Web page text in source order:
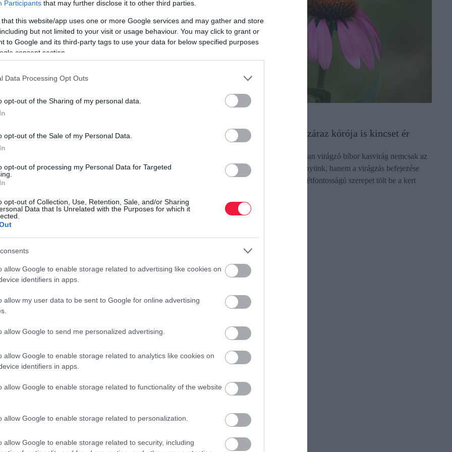
Participants that may further disclose it to other third parties.
that this website/app uses one or more Google services and may gather and store
but not limited to your visit or usage behaviour. You may click to grant or
to Google and its third-party tags to use your data for below specified purposes
consent section.
Data Processing Opt Outs
opt-out of the Sharing of my personal data.
opt-out of the Sale of my Personal Data.
opt-out of processing my Personal Data for Targeted
opt-out of Collection, Use, Retention, Sale, and/or Sharing
Data that Is Unrelated with the Purposes for which it
allow Google to enable storage related to advertising like cookies on
identifiers in apps.
allow my user data to be sent to Google for online advertising
allow Google to send me personalized advertising.
allow Google to enable storage related to analytics like cookies on
identifiers in apps.
allow Google to enable storage related to functionality of the website
allow Google to enable storage related to personalization.
allow Google to enable storage related to security, including
forrásként a Google Keresőben!
a nyugati, északnyugati tájakon erőteljes lesz a
Megélénkül a délies szél, amely késő délutántól a
széllökés is lehet. Hajnalban döntően 12 és 17 fok
hidegre hajlamos helyeken, a szelesebb északnyugati
a vízpartoknál mérhetnek. Délután 27 és 32 fok közötti
is egyre erőteljesebbé válhat a gomolyfelhő-képződés a
Az északias szél élénk, helyenként erős lesz. A
de nyugaton, északnyugaton ennél alacsonyabb
kisüt a nap, a gomoly- és fátyolfelhők mellett. Sok
az eső mellett záporok, zivatarok is kialakulnak, majd
sokfelé megerősödhet, néhol viharossá fokozódhat. A
csapadékra kicsi az esély, a légmozgás nagyrészt
28 fok között valószínű.
napsütés várható, de helyenként előfordulhat zápor,
megerősödik. Hajnalra 10 és 18 fok közé hűl le, késő
lehet zápor, zivatar. Az északi, északnyugati
éjszakai hőmérséklet 10 és 18, a legmagasabb
megmutatkoznak, zöld tömegük növekedése
A növény, aminek a száraz kórója is kincset ér
A júliusban teljes pompájában virágzó bíbor kasvirág nemcsak az
egyik legszebb gyógynövényünk, hanem a virágzás befejezése
után, elszáradt kóróként is létfontosságú szerepet tölt be a kert
rectangle